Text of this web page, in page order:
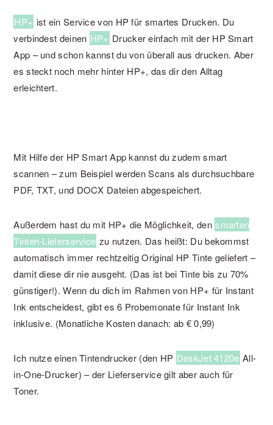
HP+ ist ein Service von HP für smartes Drucken. Du
verbindest deinen HP+ Drucker einfach mit der HP Smart
App – und schon kannst du von überall aus drucken. Aber
es steckt noch mehr hinter HP+, das dir den Alltag
erleichtert.
Mit Hilfe der HP Smart App kannst du zudem smart
scannen – zum Beispiel werden Scans als durchsuchbare
PDF, TXT, und DOCX Dateien abgespeichert.
Außerdem hast du mit HP+ die Möglichkeit, den smarten
Tinten-Lieferservice zu nutzen. Das heißt: Du bekommst
automatisch immer rechtzeitig Original HP Tinte geliefert –
damit diese dir nie ausgeht. (Das ist bei Tinte bis zu 70%
günstiger!). Wenn du dich im Rahmen von HP+ für Instant
Ink entscheidest, gibt es 6 Probemonate für Instant Ink
inklusive. (Monatliche Kosten danach: ab € 0,99)
Ich nutze einen Tintendrucker (den HP DeskJet 4120e All-
in-One-Drucker) – der Lieferservice gilt aber auch für
Toner.